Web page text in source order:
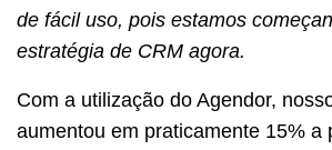
de fácil uso, pois estamos
estratégia de CRM agora.
Com a utilização do Agendor,
aumentou em praticamente 15% a